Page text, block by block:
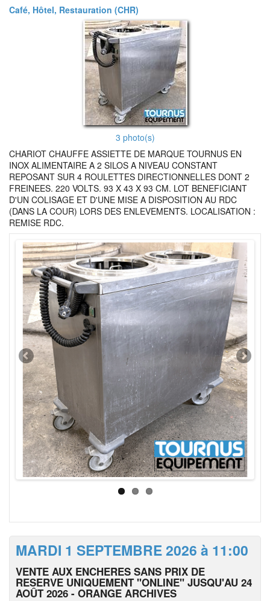
Café, Hôtel, Restauration (CHR)
3 photo(s)
CHARIOT CHAUFFE ASSIETTE DE MARQUE TOURNUS EN
INOX ALIMENTAIRE A 2 SILOS A NIVEAU CONSTANT
REPOSANT SUR 4 ROULETTES DIRECTIONNELLES DONT 2
FREINEES. 220 VOLTS. 93 X 43 X 93 CM. LOT BENEFICIANT
D'UN COLISAGE ET D'UNE MISE A DISPOSITION AU RDC
(DANS LA COUR) LORS DES ENLEVEMENTS. LOCALISATION :
REMISE RDC.
MARDI 1 SEPTEMBRE 2026 à 11:00
VENTE AUX ENCHERES SANS PRIX DE
RESERVE UNIQUEMENT "ONLINE" JUSQU'AU 24
AOÛT 2026 - ORANGE ARCHIVES